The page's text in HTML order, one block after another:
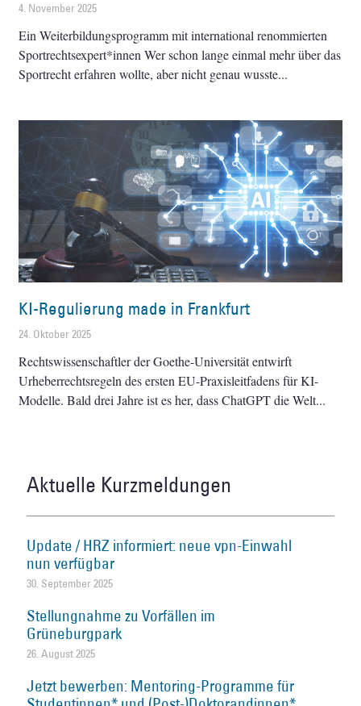
4. November 2025
Ein Weiterbildungsprogramm mit international renommierten
Sportrechtsexpert*innen Wer schon lange einmal mehr über das
Sportrecht erfahren wollte, aber nicht genau wusste
KI-Regulierung made in Frankfurt
24. Oktober 2025
Rechtswissenschaftler der Goethe-Universität entwirft
Urheberrechtsregeln des ersten EU-Praxisleitfadens für KI-
Modelle. Bald drei Jahre ist es her, dass ChatGPT die Welt
Aktuelle Kurzmeldungen
Update / HRZ informiert: neue vpn-Einwahl
nun verfügbar
30. September 2025
Stellungnahme zu Vorfällen im
Grüneburgpark
26. August 2025
Jetzt bewerben: Mentoring-Programme für